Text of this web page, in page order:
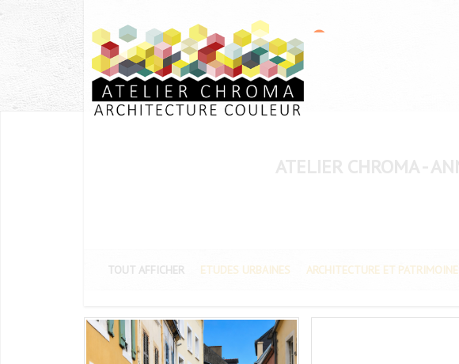
TOUT AFFICHER ETUDES URBAINES ARCHITECTURE ET PATRIMOINE
LE PALAIS - BELLE ILE EN MER - CHARTE